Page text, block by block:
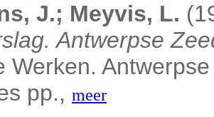
J.; Meyvis, L.
Antwerpse
Werken.
pp., meer